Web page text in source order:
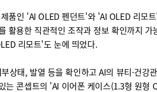
품인 'AI OLED 펜던트'와 'AI OLED 리
활용한 직관적인 조작과 정보 확인까지
리모트'도 눈에 띄었다.
상태, 발열 등을 확인하고 AI의 뷰티·건
는 콘셉트의 'AI 이어폰 케이스(1.3형 원